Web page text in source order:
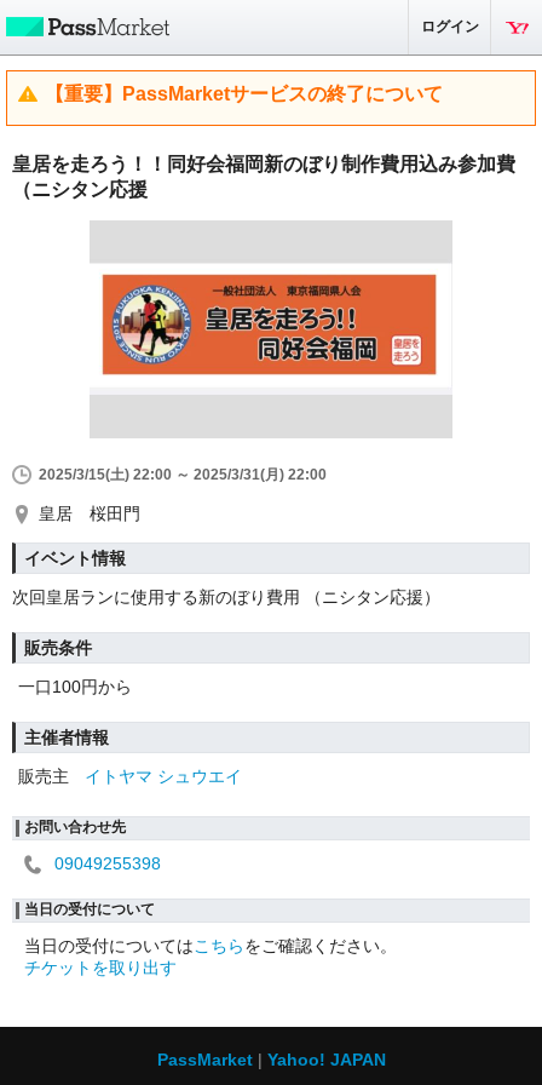
ログイン
【重要】PassMarketサービスの終了について
皇居を走ろう！！同好会福岡新のぼり制作費用込み参加費
（ニシタン応援
2025/3/15(土) 22:00 ～ 2025/3/31(月) 22:00
皇居 桜田門
イベント情報
次回皇居ランに使用する新のぼり費用 （ニシタン応援）
販売条件
一口100円から
主催者情報
販売主
イトヤマ シュウエイ
お問い合わせ先
09049255398
当日の受付について
当日の受付についてはこちらをご確認ください。
チケットを取り出す
PassMarket Yahoo! JAPAN